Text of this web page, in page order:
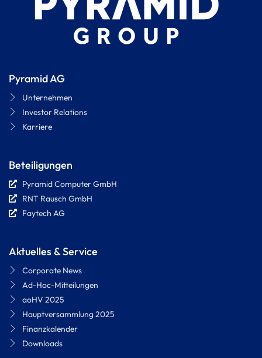
Pyramid AG
Unternehmen
Investor Relations
Karriere
Beteiligungen
Pyramid Computer GmbH
RNT Rausch GmbH
Faytech AG
Aktuelles & Service
Corporate News
Ad-Hoc-Mitteilungen
aoHV 2025
Hauptversammlung 2025
Finanzkalender
Downloads